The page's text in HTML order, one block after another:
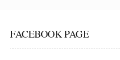
FACEBOOK PAGE